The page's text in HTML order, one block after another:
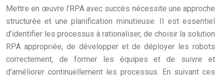
Mettre en œuvre l’RPA avec succès nécessite une approche
structurée et une planification minutieuse. Il est essentiel
d’identifier les processus à rationaliser, de choisir la solution
RPA appropriée, de développer et de déployer les robots
correctement, de former les équipes et de suivre et
d’améliorer continuellement les processus. En suivant ces